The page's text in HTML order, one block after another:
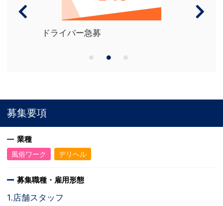
日払いOK
募集要項
業種
風俗ワーク デリヘル
募集職種・雇用形態
1.店舗スタッフ